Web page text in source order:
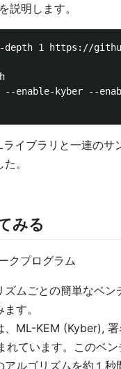
説明します。
1 https://
enable-kyber --
イブラリと一連のサ
。
みる
クプログラム
ズムごとの簡単なベン
す。
、ML-KEM (Kyber),
れています。このベ
アルゴリズムを約１秒